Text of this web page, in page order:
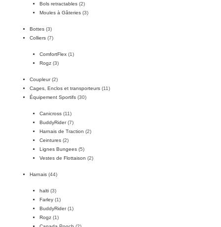
Bols retractables (2)
Moules à Gâteries (3)
Bottes (3)
Colliers (7)
ComfortFlex (1)
Rogz (3)
Coupleur (2)
Cages, Enclos et transporteurs (11)
Équipement Sportifs (30)
Canicross (11)
BuddyRider (7)
Harnais de Traction (2)
Ceintures (2)
Lignes Bungees (5)
Vestes de Flottaison (2)
Harnais (44)
halti (3)
Farley (1)
BuddyRider (1)
Rogz (1)